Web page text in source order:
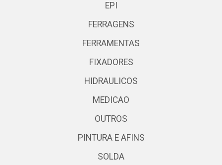
EPI
FERRAGENS
FERRAMENTAS
FIXADORES
HIDRAULICOS
MEDICAO
OUTROS
PINTURA E AFINS
SOLDA